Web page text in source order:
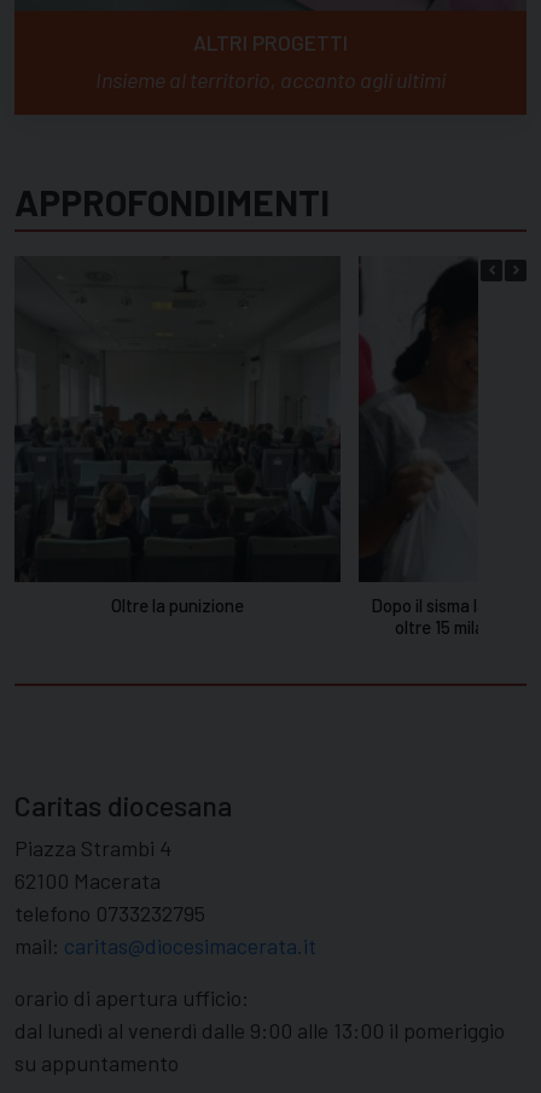
ALTRI PROGETTI
Insieme al territorio, accanto agli ultimi
APPROFONDIMENTI
Oltre la punizione
Dopo il sisma la
oltre 15 mila
Caritas diocesana
Piazza Strambi 4
62100 Macerata
telefono 0733232795
mail: caritas@diocesimacerata.it
orario di apertura ufficio:
dal lunedì al venerdì dalle 9:00 alle 13:00 il pomeriggio
su appuntamento